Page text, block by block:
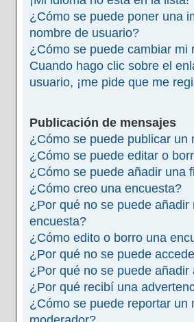
¿Cómo se puede poner una
nombre de usuario?
¿Cómo se puede cambiar mi
Cuando hago clic sobre el
usuario, ¡me pide que me
Publicación de mensajes
¿Cómo se puede publicar un
¿Cómo se puede editar o
¿Cómo se puede añadir una
¿Cómo creo una encuesta?
¿Por qué no se puede añadir
encuesta?
¿Cómo edito o borro una
¿Por qué no se puede
¿Por qué no se puede añadir
¿Por qué recibí una
¿Cómo se puede reportar un